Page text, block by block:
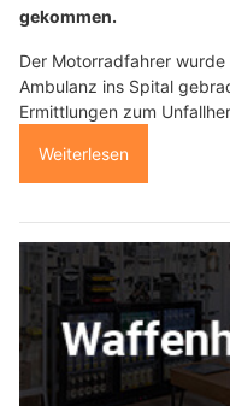
gekommen.
Der Motorradfahrer
Ambulanz ins Spital
Ermittlungen zum
Weiterlesen